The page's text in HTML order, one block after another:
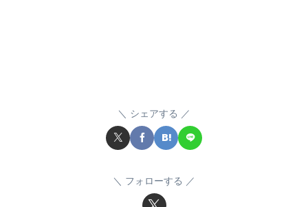
シェアする
フォローする